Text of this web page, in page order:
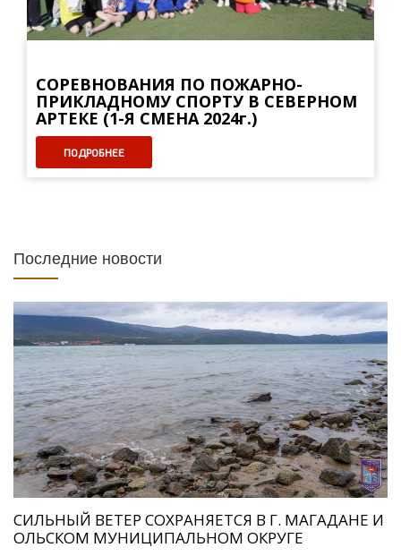
СОРЕВНОВАНИЯ ПО ПОЖАРНО-
ПРИКЛАДНОМУ СПОРТУ В СЕВЕРНОМ
АРТЕКЕ (1-Я СМЕНА 2024г.)
ПОДРОБНЕЕ
Последние новости
СИЛЬНЫЙ ВЕТЕР СОХРАНЯЕТСЯ В Г. МАГАДАНЕ И
ОЛЬСКОМ МУНИЦИПАЛЬНОМ ОКРУГЕ